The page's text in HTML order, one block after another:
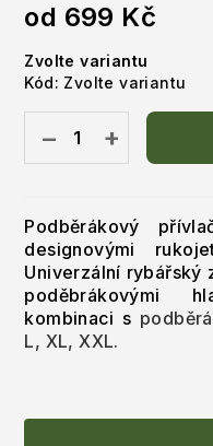
Podběrákový
designovými
Univerzální rybářský
poděbrákovými
kombinaci s
L, XL, XXL.
od 699 Kč
cena:
Zvolte variantu
Kód: Zvolte variantu
+
−